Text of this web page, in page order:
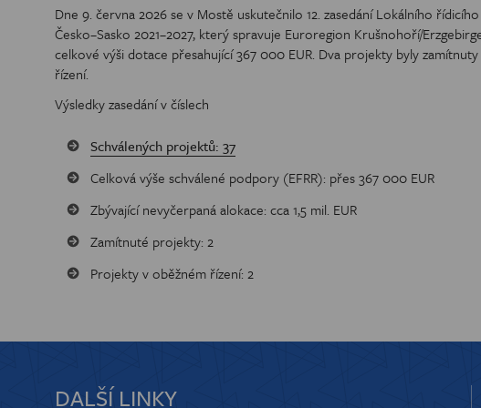
CENA EUROREGIONU
Dne 9. června 2026 se v Mostě uskutečnilo 12. zasedání Lokálního
Česko–Sasko 2021–2027, který spravuje Euroregion Krušnohoří/
celkové výši dotace přesahující 367 000 EUR. Dva projekty byly
řízení.
Výsledky zasedání v číslech
Schválených projektů: 37
Celková výše schválené podpory (EFRR): přes 367 000 EUR
Zbývající nevyčerpaná alokace: cca 1,5 mil. EUR
Zamítnuté projekty: 2
Projekty v oběžném řízení: 2
DALŠÍ LINKY